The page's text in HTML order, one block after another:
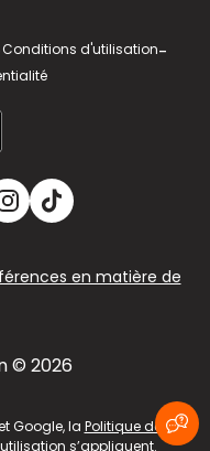
Conditions d'utilisation-
en matière de
© 2026
Google, la Politique de
s’appliquent.